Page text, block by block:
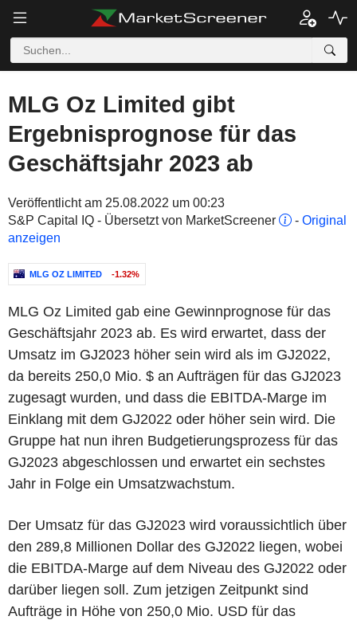
MLG Oz Limited gibt
Ergebnisprognose für das
Geschäftsjahr 2023 ab
Veröffentlicht am 25.08.2022 um 00:23
S&P Capital IQ - Übersetzt von MarketScreener
- Original
anzeigen
MLG OZ LIMITED -1.32%
MLG Oz Limited gab eine Gewinnprognose für das
Geschäftsjahr 2023 ab. Es wird erwartet, dass der
Umsatz im GJ2023 höher sein wird als im GJ2022,
da bereits 250,0 Mio. $ an Aufträgen für das GJ2023
zugesagt wurden, und dass die EBITDA-Marge im
Einklang mit dem GJ2022 oder höher sein wird. Die
Gruppe hat nun ihren Budgetierungsprozess für das
GJ2023 abgeschlossen und erwartet ein sechstes
Jahr in Folge ein Umsatzwachstum.
Der Umsatz für das GJ2023 wird voraussichtlich über
den 289,8 Millionen Dollar des GJ2022 liegen, wobei
die EBITDA-Marge auf dem Niveau des GJ2022 oder
darüber liegen soll. Zum jetzigen Zeitpunkt sind
Aufträge in Höhe von 250,0 Mio. USD für das